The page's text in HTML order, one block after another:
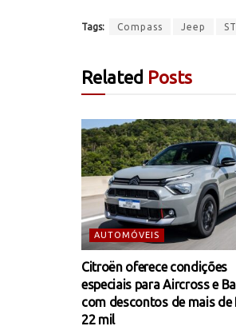
Tags: Compass Jeep
Related Posts
AUTOMÓVEIS
Citroën oferece condições
especiais para Aircross e
com descontos de mais de
22 mil